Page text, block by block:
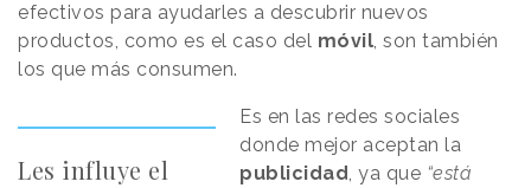
efectivos para ayudarles a descubrir nuevos
productos, como es el caso del móvil, son también
los que más consumen.
Les influye el
Es en las redes sociales
donde mejor aceptan la
publicidad, ya que “está